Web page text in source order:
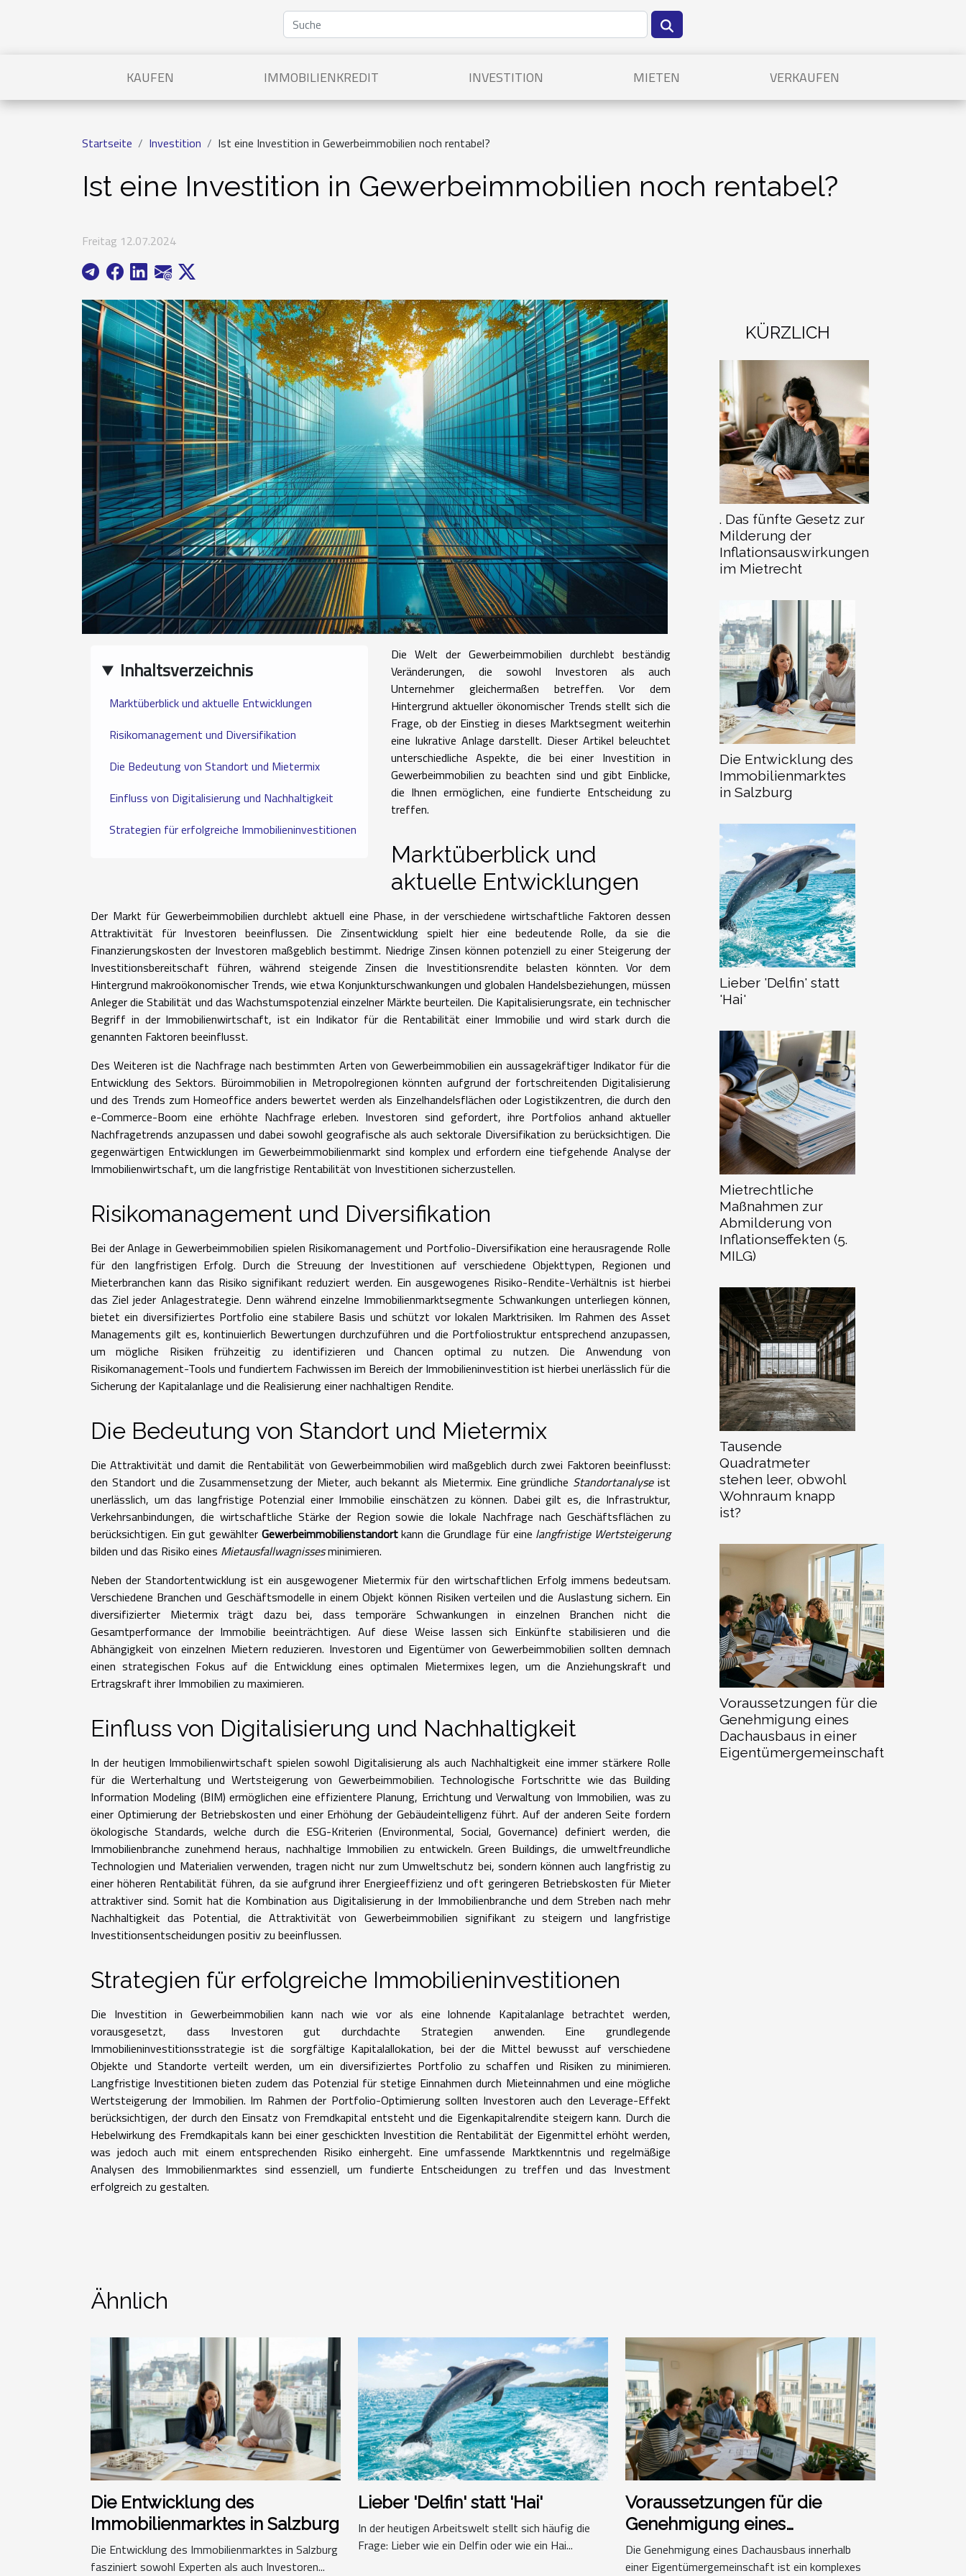
KAUFEN IMMOBILIENKREDIT INVESTITION MIETEN VERKAUFEN
Startseite Investition Ist eine Investition in Gewerbeimmobilien noch rentabel?
Ist eine Investition in Gewerbeimmobilien noch rentabel?
Freitag 12.07.2024
Inhaltsverzeichnis
Marktüberblick und aktuelle Entwicklungen
Risikomanagement und Diversifikation
Die Bedeutung von Standort und Mietermix
Einfluss von Digitalisierung und Nachhaltigkeit
Strategien für erfolgreiche Immobilieninvestitionen
Die Welt der Gewerbeimmobilien durchlebt beständig
Veränderungen, die sowohl Investoren als auch
Unternehmer gleichermaßen betreffen. Vor dem
Hintergrund aktueller ökonomischer Trends stellt sich die
Frage, ob der Einstieg in dieses Marktsegment weiterhin
eine lukrative Anlage darstellt. Dieser Artikel beleuchtet
unterschiedliche Aspekte, die bei einer Investition in
Gewerbeimmobilien zu beachten sind und gibt Einblicke,
die Ihnen ermöglichen, eine fundierte Entscheidung zu
treffen.
Marktüberblick und
aktuelle Entwicklungen
Der Markt für Gewerbeimmobilien durchlebt aktuell eine Phase, in der verschiedene wirtschaftliche Faktoren dessen
Attraktivität für Investoren beeinflussen. Die Zinsentwicklung spielt hier eine bedeutende Rolle, da sie die
Finanzierungskosten der Investoren maßgeblich bestimmt. Niedrige Zinsen können potenziell zu einer Steigerung der
Investitionsbereitschaft führen, während steigende Zinsen die Investitionsrendite belasten könnten. Vor dem
Hintergrund makroökonomischer Trends, wie etwa Konjunkturschwankungen und globalen Handelsbeziehungen, müssen
Anleger die Stabilität und das Wachstumspotenzial einzelner Märkte beurteilen. Die Kapitalisierungsrate, ein technischer
Begriff in der Immobilienwirtschaft, ist ein Indikator für die Rentabilität einer Immobilie und wird stark durch die
genannten Faktoren beeinflusst.
Des Weiteren ist die Nachfrage nach bestimmten Arten von Gewerbeimmobilien ein aussagekräftiger Indikator für die
Entwicklung des Sektors. Büroimmobilien in Metropolregionen könnten aufgrund der fortschreitenden Digitalisierung
und des Trends zum Homeoffice anders bewertet werden als Einzelhandelsflächen oder Logistikzentren, die durch den
e-Commerce-Boom eine erhöhte Nachfrage erleben. Investoren sind gefordert, ihre Portfolios anhand aktueller
Nachfragetrends anzupassen und dabei sowohl geografische als auch sektorale Diversifikation zu berücksichtigen. Die
gegenwärtigen Entwicklungen im Gewerbeimmobilienmarkt sind komplex und erfordern eine tiefgehende Analyse der
Immobilienwirtschaft, um die langfristige Rentabilität von Investitionen sicherzustellen.
Risikomanagement und Diversifikation
Bei der Anlage in Gewerbeimmobilien spielen Risikomanagement und Portfolio-Diversifikation eine herausragende Rolle
für den langfristigen Erfolg. Durch die Streuung der Investitionen auf verschiedene Objekttypen, Regionen und
Mieterbranchen kann das Risiko signifikant reduziert werden. Ein ausgewogenes Risiko-Rendite-Verhältnis ist hierbei
das Ziel jeder Anlagestrategie. Denn während einzelne Immobilienmarktsegmente Schwankungen unterliegen können,
bietet ein diversifiziertes Portfolio eine stabilere Basis und schützt vor lokalen Marktrisiken. Im Rahmen des Asset
Managements gilt es, kontinuierlich Bewertungen durchzuführen und die Portfoliostruktur entsprechend anzupassen,
um mögliche Risiken frühzeitig zu identifizieren und Chancen optimal zu nutzen. Die Anwendung von
Risikomanagement-Tools und fundiertem Fachwissen im Bereich der Immobilieninvestition ist hierbei unerlässlich für die
Sicherung der Kapitalanlage und die Realisierung einer nachhaltigen Rendite.
Die Bedeutung von Standort und Mietermix
Die Attraktivität und damit die Rentabilität von Gewerbeimmobilien wird maßgeblich durch zwei Faktoren beeinflusst:
den Standort und die Zusammensetzung der Mieter, auch bekannt als Mietermix. Eine gründliche Standortanalyseist
unerlässlich, um das langfristige Potenzial einer Immobilie einschätzen zu können. Dabei gilt es, die Infrastruktur,
Verkehrsanbindungen, die wirtschaftliche Stärke der Region sowie die lokale Nachfrage nach Geschäftsflächen zu
berücksichtigen. Ein gut gewählter Gewerbeimmobilienstandortkann die Grundlage für eine langfristige Wertsteigerung
bilden und das Risiko eines Mietausfallwagnissesminimieren.
Neben der Standortentwicklung ist ein ausgewogener Mietermix für den wirtschaftlichen Erfolg immens bedeutsam.
Verschiedene Branchen und Geschäftsmodelle in einem Objekt können Risiken verteilen und die Auslastung sichern. Ein
diversifizierter Mietermix trägt dazu bei, dass temporäre Schwankungen in einzelnen Branchen nicht die
Gesamtperformance der Immobilie beeinträchtigen. Auf diese Weise lassen sich Einkünfte stabilisieren und die
Abhängigkeit von einzelnen Mietern reduzieren. Investoren und Eigentümer von Gewerbeimmobilien sollten demnach
einen strategischen Fokus auf die Entwicklung eines optimalen Mietermixes legen, um die Anziehungskraft und
Ertragskraft ihrer Immobilien zu maximieren.
Einfluss von Digitalisierung und Nachhaltigkeit
In der heutigen Immobilienwirtschaft spielen sowohl Digitalisierung als auch Nachhaltigkeit eine immer stärkere Rolle
für die Werterhaltung und Wertsteigerung von Gewerbeimmobilien. Technologische Fortschritte wie das Building
Information Modeling (BIM) ermöglichen eine effizientere Planung, Errichtung und Verwaltung von Immobilien, was zu
einer Optimierung der Betriebskosten und einer Erhöhung der Gebäudeintelligenz führt. Auf der anderen Seite fordern
ökologische Standards, welche durch die ESG-Kriterien (Environmental, Social, Governance) definiert werden, die
Immobilienbranche zunehmend heraus, nachhaltige Immobilien zu entwickeln. Green Buildings, die umweltfreundliche
Technologien und Materialien verwenden, tragen nicht nur zum Umweltschutz bei, sondern können auch langfristig zu
einer höheren Rentabilität führen, da sie aufgrund ihrer Energieeffizienz und oft geringeren Betriebskosten für Mieter
attraktiver sind. Somit hat die Kombination aus Digitalisierung in der Immobilienbranche und dem Streben nach mehr
Nachhaltigkeit das Potential, die Attraktivität von Gewerbeimmobilien signifikant zu steigern und langfristige
Investitionsentscheidungen positiv zu beeinflussen.
Strategien für erfolgreiche Immobilieninvestitionen
Die Investition in Gewerbeimmobilien kann nach wie vor als eine lohnende Kapitalanlage betrachtet werden,
vorausgesetzt, dass Investoren gut durchdachte Strategien anwenden. Eine grundlegende
Immobilieninvestitionsstrategie ist die sorgfältige Kapitalallokation, bei der die Mittel bewusst auf verschiedene
Objekte und Standorte verteilt werden, um ein diversifiziertes Portfolio zu schaffen und Risiken zu minimieren.
Langfristige Investitionen bieten zudem das Potenzial für stetige Einnahmen durch Mieteinnahmen und eine mögliche
Wertsteigerung der Immobilien. Im Rahmen der Portfolio-Optimierung sollten Investoren auch den Leverage-Effekt
berücksichtigen, der durch den Einsatz von Fremdkapital entsteht und die Eigenkapitalrendite steigern kann. Durch die
Hebelwirkung des Fremdkapitals kann bei einer geschickten Investition die Rentabilität der Eigenmittel erhöht werden,
was jedoch auch mit einem entsprechenden Risiko einhergeht. Eine umfassende Marktkenntnis und regelmäßige
Analysen des Immobilienmarktes sind essenziell, um fundierte Entscheidungen zu treffen und das Investment
erfolgreich zu gestalten.
KÜRZLICH
. Das fünfte Gesetz zur
Milderung der
Inflationsauswirkungen
im Mietrecht
Die Entwicklung des
Immobilienmarktes
in Salzburg
Lieber 'Delfin' statt
'Hai'
Mietrechtliche
Maßnahmen zur
Abmilderung von
Inflationseffekten (5.
MILG)
Tausende
Quadratmeter
stehen leer, obwohl
Wohnraum knapp
ist?
Voraussetzungen für die
Genehmigung eines
Dachausbaus in einer
Eigentümergemeinschaft
Ähnlich
Die Entwicklung des
Immobilienmarktes in Salzburg
Die Entwicklung des Immobilienmarktes in Salzburg
fasziniert sowohl Experten als auch Investoren...
Lieber 'Delfin' statt 'Hai'
In der heutigen Arbeitswelt stellt sich häufig die
Frage: Lieber wie ein Delfin oder wie ein Hai...
Voraussetzungen für die
Genehmigung eines
Dachausbaus in einer
Eigentümergemeinschaft
Die Genehmigung eines Dachausbaus innerhalb
einer Eigentümergemeinschaft ist ein komplexes